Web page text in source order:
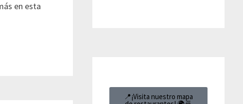
en esta
📍¡Visita nuestro mapa